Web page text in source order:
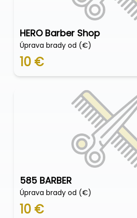
HERO Barber Shop
Úprava brady od (€)
10 €
585 BARBER
Úprava brady od (€)
10 €